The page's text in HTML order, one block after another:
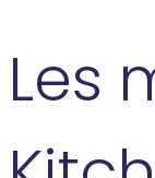
Les